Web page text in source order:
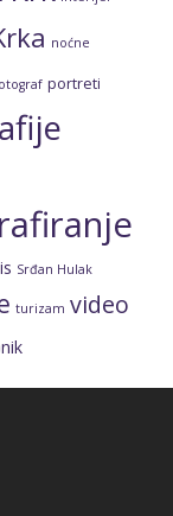
noćne
portreti
Srđan Hulak
turizam video